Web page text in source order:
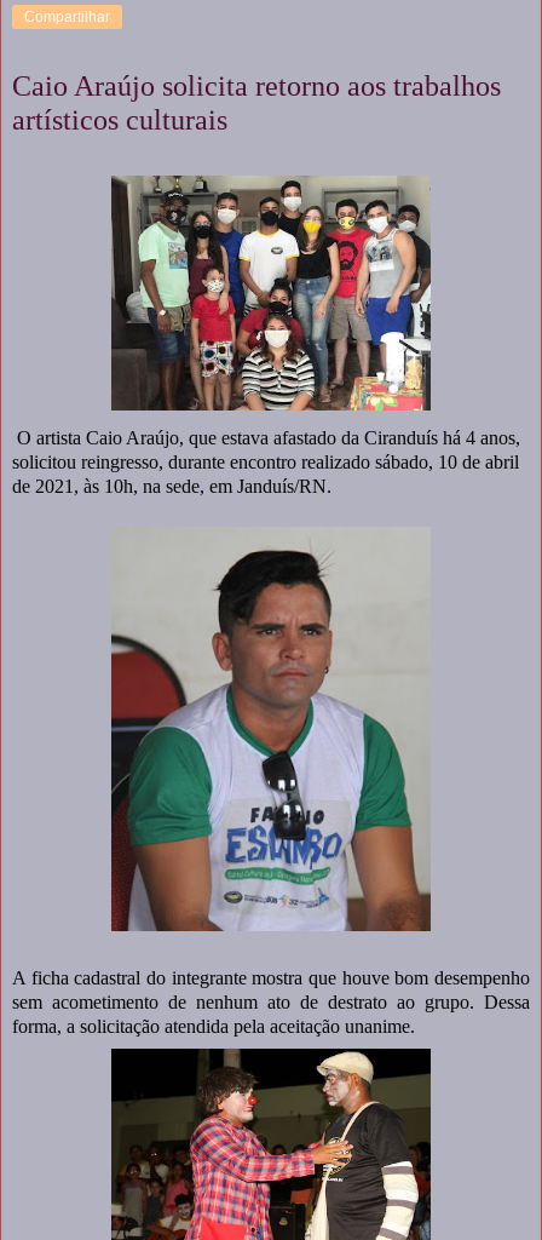
Compartilhar
Caio Araújo solicita retorno aos trabalhos
artísticos culturais
O artista Caio Araújo, que estava afastado da Ciranduís há 4 anos,
solicitou reingresso, durante encontro realizado sábado, 10 de abril
de 2021, às 10h, na sede, em Janduís/RN.
A ficha cadastral do integrante mostra que houve bom desempenho
sem acometimento de nenhum ato de destrato ao grupo. Dessa
forma, a solicitação atendida pela aceitação unanime.